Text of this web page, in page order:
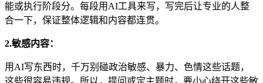
能或执行阶段分。每段用AI工具来写，写完后让专业的人整
合一下，保证整体逻辑和内容都连贯。
2.敏感内容：
用AI写东西时，千万别碰政治敏感、暴力、色情这些话题，
这些很容易违规。所以，提问或定主题时，要小心绕开这些敏